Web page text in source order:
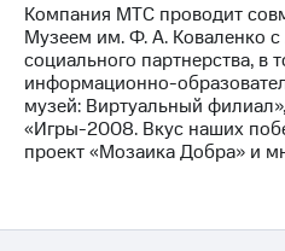
Раскрытие
информации
Информация
акционерам
Документы
ПАО
"МТС"
Компания МТС проводит
Музеем им. Ф. А. Коваленко
социального партнерства, в
информационно-
музей: Виртуальный
«Игры-2008. Вкус наших
проект «Мозаика Добра» и